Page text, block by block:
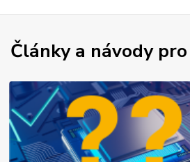
Články a návody